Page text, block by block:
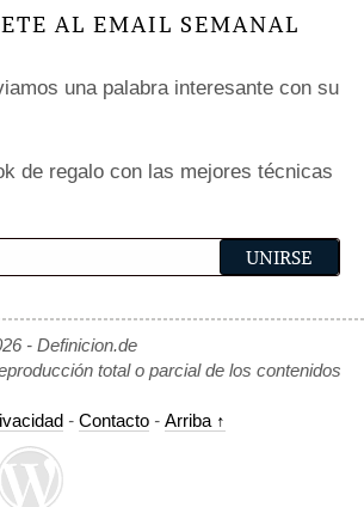
AL EMAIL SEMANAL
una palabra interesante con su
de regalo con las mejores técnicas
- Definicion.de
total o parcial de los contenidos
- Contacto - Arriba ↑